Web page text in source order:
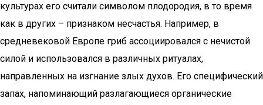
культурах его считали символом плодородия, в то время
как в других – признаком несчастья. Например, в
средневековой Европе гриб ассоциировался с нечистой
силой и использовался в различных ритуалах,
направленных на изгнание злых духов. Его специфический
запах, напоминающий разлагающиеся органические